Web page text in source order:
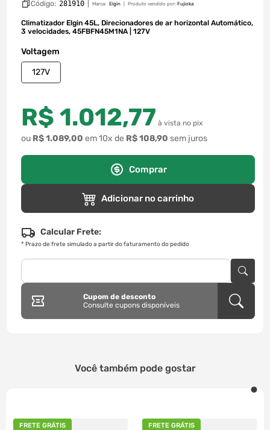
Código: 281910 Marca: Elgin Produto vendido por: Fujioka
Climatizador Elgin 45L, Direcionadores de ar horizontal Automático,
3 velocidades, 45FBFN45M1NA | 127V
Voltagem
127V
R$ 1.012,77 à vista no pix
ou R$1.089,00 em10x de R$108,90 sem juros
Comprar
Adicionar no carrinho
Calcular Frete:
* Prazo de frete simulado a partir do faturamento do pedido
Cupom de desconto
Consulte cupons disponíveis
Você também pode gostar
FRETE GRÁTIS FRETE GRÁTIS